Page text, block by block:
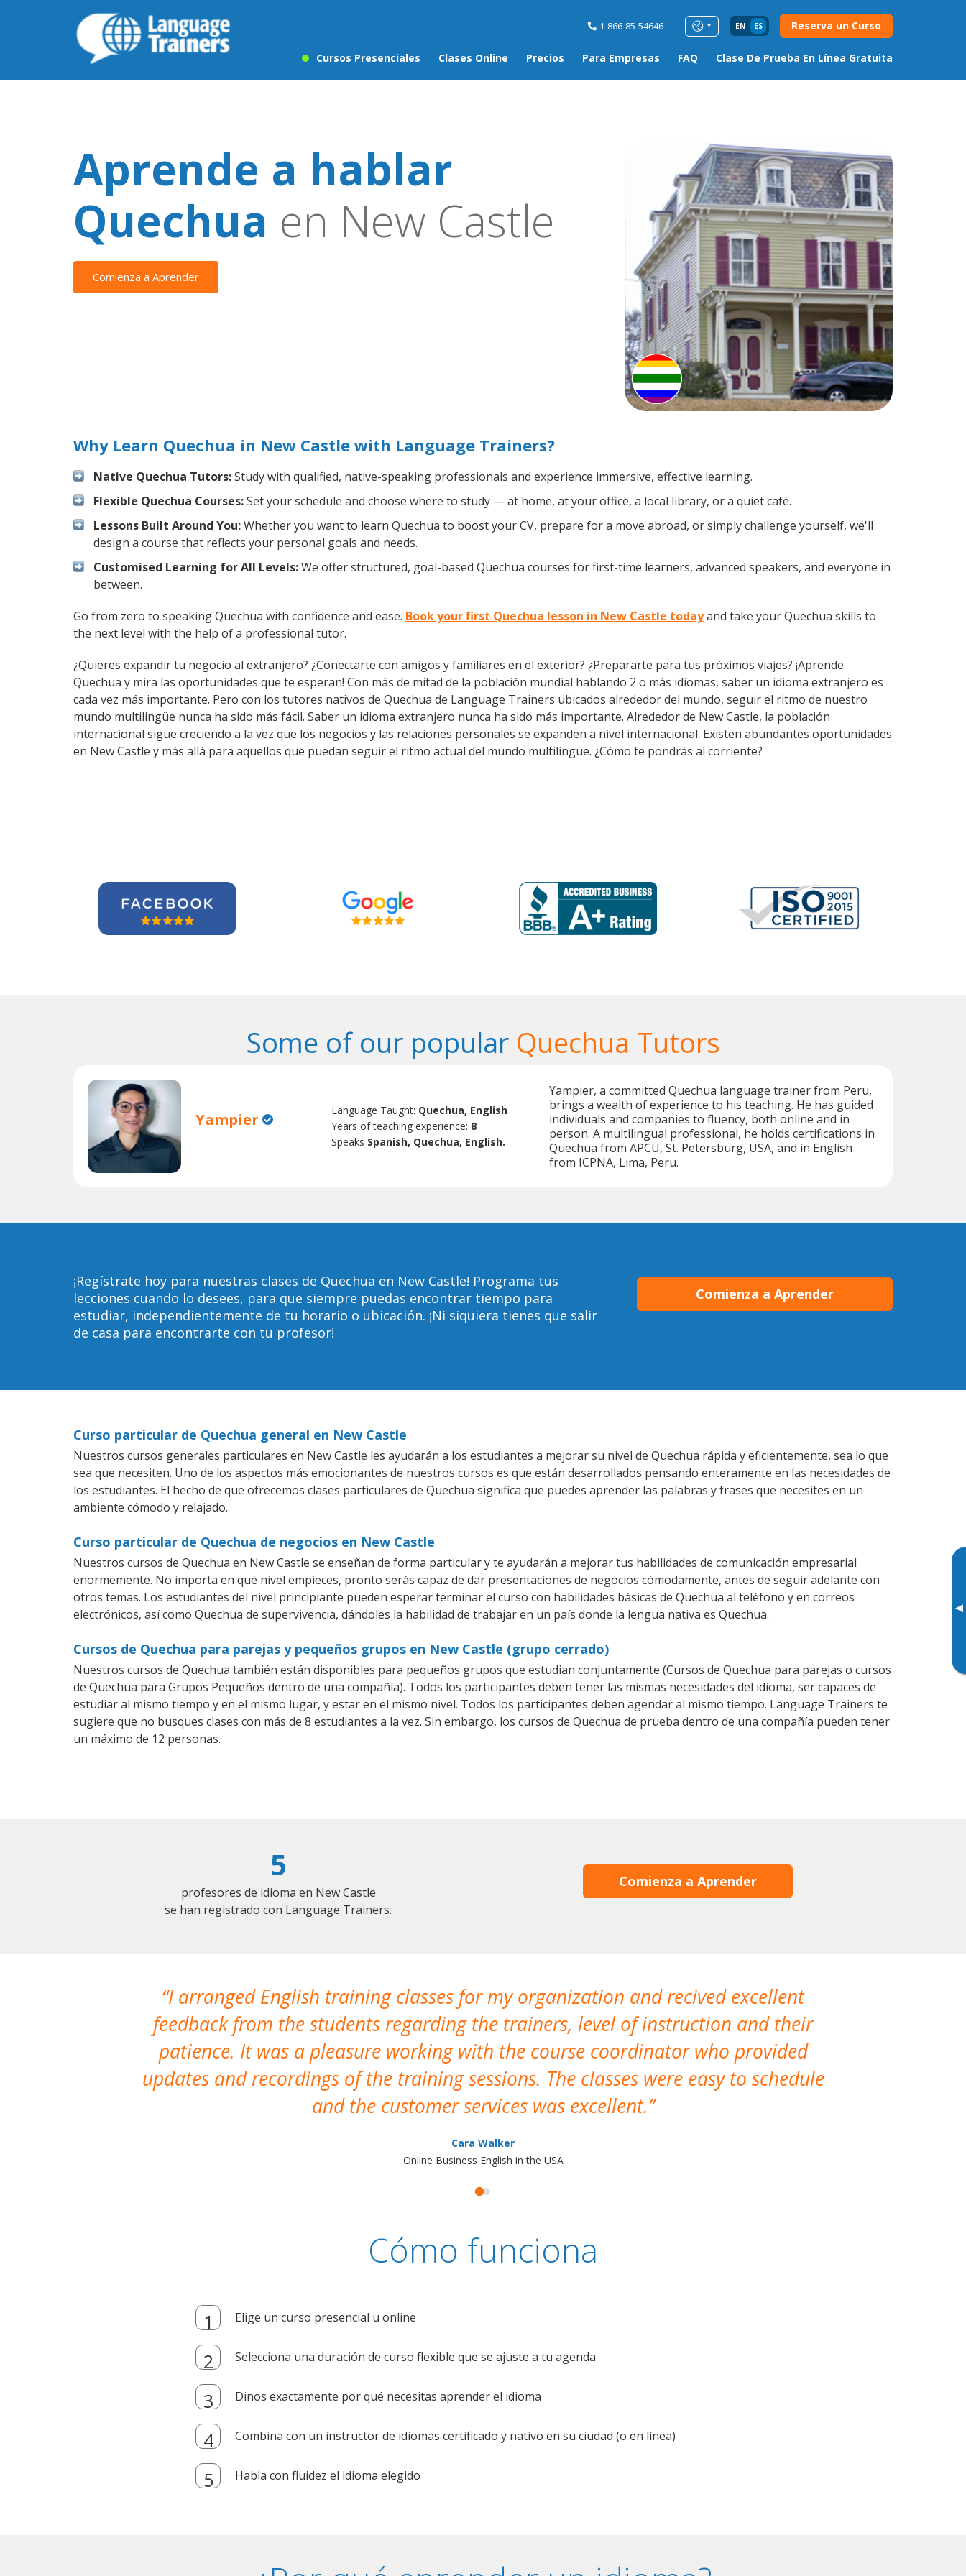
1-866-85-54646 EN ES Reserva un Curso
Cursos Presenciales Clases Online Precios Para Empresas FAQ Clase De Prueba En Línea Gratuita
▸
Aprende a hablar
Quechua en New Castle
Comienza a Aprender
Why Learn Quechua in New Castle with Language Trainers?
Native Quechua Tutors:Study with qualified, native-speaking professionals and experience immersive, effective learning.
Flexible Quechua Courses:Set your schedule and choose where to study — at home, at your office, a local library, or a quiet café.
Lessons Built Around You:Whether you want to learn Quechua to boost your CV, prepare for a move abroad, or simply challenge yourself, we'll
design a course that reflects your personal goals and needs.
Customised Learning for All Levels:We offer structured, goal-based Quechua courses for first-time learners, advanced speakers, and everyone in
between.
Go from zero to speaking Quechua with confidence and ease. Book your first Quechua lesson in New Castle todayand take your Quechua skills to
the next level with the help of a professional tutor.
¿Quieres expandir tu negocio al extranjero? ¿Conectarte con amigos y familiares en el exterior? ¿Prepararte para tus próximos viajes? ¡Aprende
Quechua y mira las oportunidades que te esperan! Con más de mitad de la población mundial hablando 2 o más idiomas, saber un idioma extranjero es
cada vez más importante. Pero con los tutores nativos de Quechua de Language Trainers ubicados alrededor del mundo, seguir el ritmo de nuestro
mundo multilingüe nunca ha sido más fácil. Saber un idioma extranjero nunca ha sido más importante. Alrededor de New Castle, la población
internacional sigue creciendo a la vez que los negocios y las relaciones personales se expanden a nivel internacional. Existen abundantes oportunidades
en New Castle y más allá para aquellos que puedan seguir el ritmo actual del mundo multilingüe. ¿Cómo te pondrás al corriente?
Some of our popular Quechua Tutors
Yampier Language Taught: Quechua, English
Years of teaching experience: 8
Speaks Spanish, Quechua, English.
Yampier, a committed Quechua language trainer from Peru,
brings a wealth of experience to his teaching. He has guided
individuals and companies to fluency, both online and in
person. A multilingual professional, he holds certifications in
Quechua from APCU, St. Petersburg, USA, and in English
from ICPNA, Lima, Peru.
¡Regístrate hoy para nuestras clases de Quechua en New Castle! Programa tus
lecciones cuando lo desees, para que siempre puedas encontrar tiempo para
estudiar, independientemente de tu horario o ubicación. ¡Ni siquiera tienes que salir
de casa para encontrarte con tu profesor!
Comienza a Aprender
Curso particular de Quechua general en New Castle
Nuestros cursos generales particulares en New Castle les ayudarán a los estudiantes a mejorar su nivel de Quechua rápida y eficientemente, sea lo que
sea que necesiten. Uno de los aspectos más emocionantes de nuestros cursos es que están desarrollados pensando enteramente en las necesidades de
los estudiantes. El hecho de que ofrecemos clases particulares de Quechua significa que puedes aprender las palabras y frases que necesites en un
ambiente cómodo y relajado.
Curso particular de Quechua de negocios en New Castle
Nuestros cursos de Quechua en New Castle se enseñan de forma particular y te ayudarán a mejorar tus habilidades de comunicación empresarial
enormemente. No importa en qué nivel empieces, pronto serás capaz de dar presentaciones de negocios cómodamente, antes de seguir adelante con
otros temas. Los estudiantes del nivel principiante pueden esperar terminar el curso con habilidades básicas de Quechua al teléfono y en correos
electrónicos, así como Quechua de supervivencia, dándoles la habilidad de trabajar en un país donde la lengua nativa es Quechua.
Cursos de Quechua para parejas y pequeños grupos en New Castle (grupo cerrado)
Nuestros cursos de Quechua también están disponibles para pequeños grupos que estudian conjuntamente (Cursos de Quechua para parejas o cursos
de Quechua para Grupos Pequeños dentro de una compañía). Todos los participantes deben tener las mismas necesidades del idioma, ser capaces de
estudiar al mismo tiempo y en el mismo lugar, y estar en el mismo nivel. Todos los participantes deben agendar al mismo tiempo. Language Trainers te
sugiere que no busques clases con más de 8 estudiantes a la vez. Sin embargo, los cursos de Quechua de prueba dentro de una compañía pueden tener
un máximo de 12 personas.
5
profesores de idioma en New Castle
se han registrado con Language Trainers.
Comienza a Aprender
I arranged English training classes for my organization and recived excellent
feedback from the students regarding the trainers, level of instruction and their
patience. It was a pleasure working with the course coordinator who provided
updates and recordings of the training sessions. The classes were easy to schedule
and the customer services was excellent.
Cara Walker
Online Business English in the USA
Cómo funciona
Elige un curso presencial u online
Selecciona una duración de curso flexible que se ajuste a tu agenda
Dinos exactamente por qué necesitas aprender el idioma
Combina con un instructor de idiomas certificado y nativo en su ciudad (o en línea)
Habla con fluidez el idioma elegido